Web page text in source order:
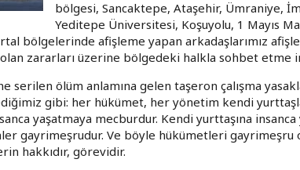
bölgesi, Sancaktepe, Ataşehir, Ümraniye,
Yeditepe Üniversitesi, Koşuyolu, 1 Mayıs
bölgelerinde afişleme yapan arkadaşlarımız
zararları üzerine bölgedeki halkla sohbet etme
serilen ölüm anlamına gelen taşeron çalışma
gibi: her hükümet, her yönetim kendi
yaşatmaya mecburdur. Kendi yurttaşına insanca
gayrimeşrudur. Ve böyle hükümetleri gayrimeşru
hakkıdır, görevidir.